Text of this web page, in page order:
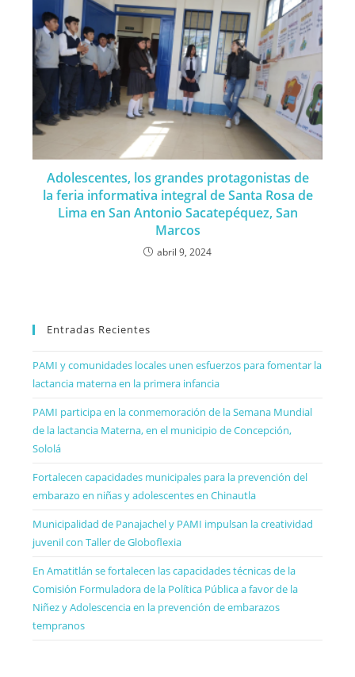
Adolescentes, los grandes protagonistas de
la feria informativa integral de Santa Rosa de
Lima en San Antonio Sacatepéquez, San
Marcos
abril 9, 2024
Entradas Recientes
PAMI y comunidades locales unen esfuerzos para fomentar la
lactancia materna en la primera infancia
PAMI participa en la conmemoración de la Semana Mundial
de la lactancia Materna, en el municipio de Concepción,
Sololá
Fortalecen capacidades municipales para la prevención del
embarazo en niñas y adolescentes en Chinautla
Municipalidad de Panajachel y PAMI impulsan la creatividad
juvenil con Taller de Globoflexia
En Amatitlán se fortalecen las capacidades técnicas de la
Comisión Formuladora de la Política Pública a favor de la
Niñez y Adolescencia en la prevención de embarazos
tempranos